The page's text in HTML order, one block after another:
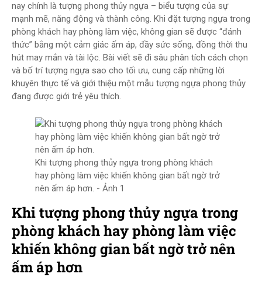
nay chính là tượng phong thủy ngựa – biểu tượng của sự
mạnh mẽ, năng động và thành công. Khi đặt tượng ngựa trong
phòng khách hay phòng làm việc, không gian sẽ được “đánh
thức” bằng một cảm giác ấm áp, đầy sức sống, đồng thời thu
hút may mắn và tài lộc. Bài viết sẽ đi sâu phân tích cách chọn
và bố trí tượng ngựa sao cho tối ưu, cung cấp những lời
khuyên thực tế và giới thiệu một mẫu tượng ngựa phong thủy
đang được giới trẻ yêu thích.
Khi tượng phong thủy ngựa trong phòng khách
hay phòng làm việc khiến không gian bất ngờ trở
nên ấm áp hơn. - Ảnh 1
Khi tượng phong thủy ngựa trong
phòng khách hay phòng làm việc
khiến không gian bất ngờ trở nên
ấm áp hơn